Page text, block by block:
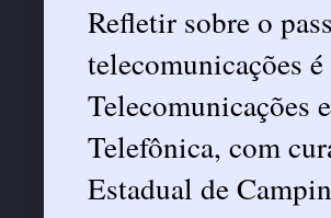
Refletir sobre o
telecomunicações
Telecomunicações
Telefônica, com
Estadual de